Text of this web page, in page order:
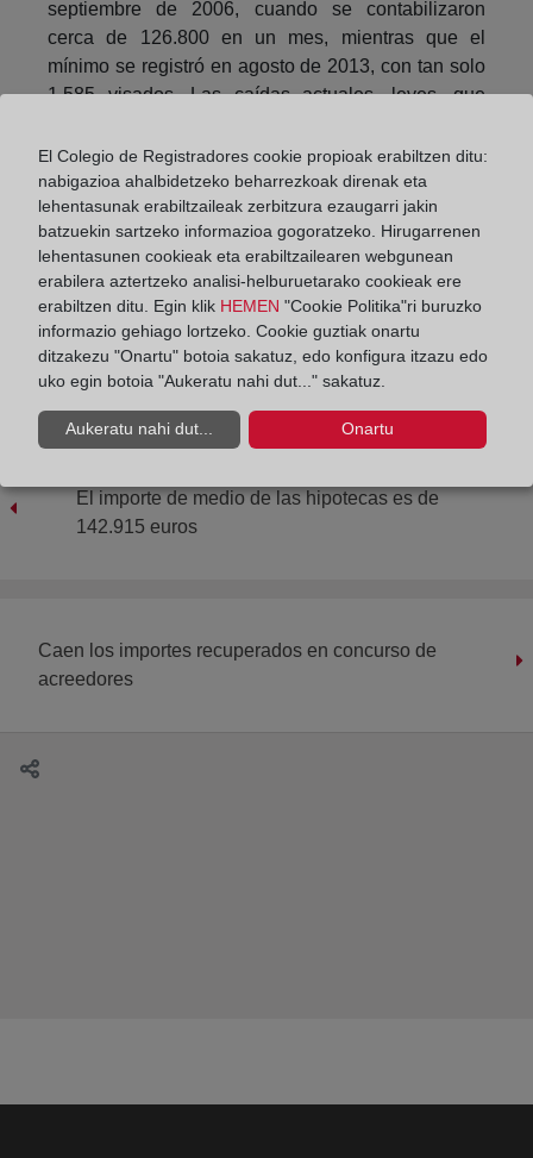
septiembre de 2006, cuando se contabilizaron
cerca de 126.800 en un mes, mientras que el
mínimo se registró en agosto de 2013, con tan solo
1.585 visados. Las caídas actuales, leves, que
que a un desplome del sector, pero sí es
significativo que la estadística haya completado tres
meses en cifras negativas. Esa circunstancia no se
daba desde noviembre de 2013.
Compartir:
El importe de medio de las hipotecas es de
142.915 euros
Caen los importes recuperados en concurso de
acreedores
El Colegio de Registradores cookie propioak erabiltzen ditu:
nabigazioa ahalbidetzeko beharrezkoak direnak eta
lehentasunak erabiltzaileak zerbitzura ezaugarri jakin
batzuekin sartzeko informazioa gogoratzeko. Hirugarrenen
lehentasunen cookieak eta erabiltzailearen webgunean
erabilera aztertzeko analisi-helburuetarako cookieak ere
erabiltzen ditu. Egin klik HEMEN "Cookie Politika"ri buruzko
informazio gehiago lortzeko. Cookie guztiak onartu
ditzakezu "Onartu" botoia sakatuz, edo konfigura itzazu edo
uko egin botoia "Aukeratu nahi dut..." sakatuz.
Aukeratu nahi dut... Onartu